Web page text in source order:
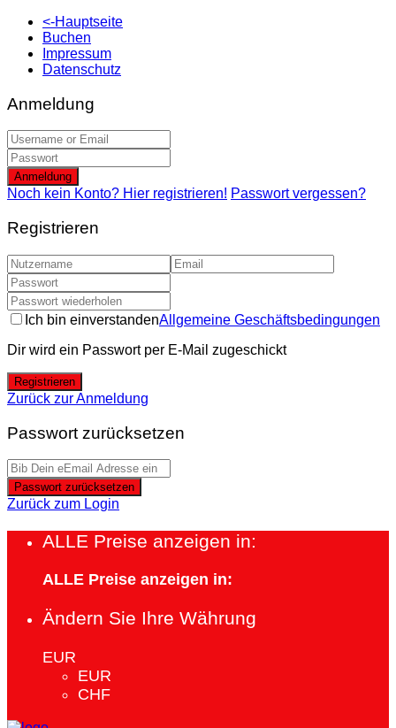
<-Hauptseite
Buchen
Impressum
Datenschutz
Anmeldung
Anmeldung
Noch kein Konto? Hier registrieren! Passwort vergessen?
Registrieren
Ich bin einverstandenAllgemeine Geschäftsbedingungen
Dir wird ein Passwort per E-Mail zugeschickt
Registrieren
Zurück zur Anmeldung
Passwort zurücksetzen
Passwort zurücksetzen
Zurück zum Login
ALLE Preise anzeigen in:
ALLE Preise anzeigen in:
Ändern Sie Ihre Währung
EUR
EUR
CHF